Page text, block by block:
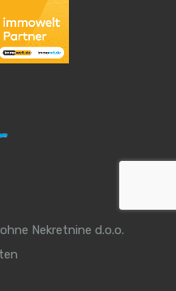
Nekretnine d.o.o.